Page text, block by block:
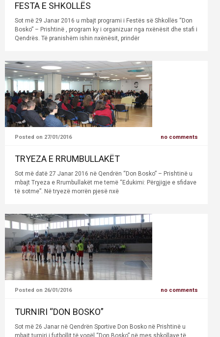
FESTA E SHKOLLËS
Sot më 29 Janar 2016 u mbajt programi i Festës së Shkollës “Don
Bosko” – Prishtinë , program ky i organizuar nga nxënësit dhe stafi i
Qendrës. Të pranishëm ishin nxënësit, prindër
Posted on 27/01/2016 no comments
TRYEZA E RRUMBULLAKËT
Sot më datë 27 Janar 2016 në Qendrën “Don Bosko” – Prishtinë u
mbajt Tryeza e Rrumbullakët me temë “Edukimi: Përgjigje e sfidave
të sotme”. Në tryezë morrën pjesë nxë
Posted on 26/01/2016 no comments
TURNIRI “DON BOSKO”
Sot më 26 Janar në Qendrën Sportive Don Bosko në Prishtinë u
mbajt turniri i futbollit të vogël “Don Bosko” në mes shkollave të